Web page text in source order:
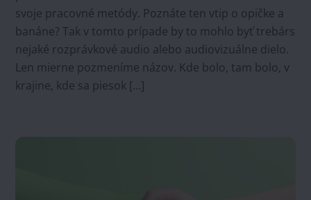
svoje pracovné metódy. Poznáte ten vtip o opičke a
banáne? Tak v tomto prípade by to mohlo byť trebárs
nejaké rozprávkové audio alebo audiovizuálne dielo.
Len mierne pozmeníme názov. Kde bolo, tam bolo, v
krajine, kde sa piesok […]